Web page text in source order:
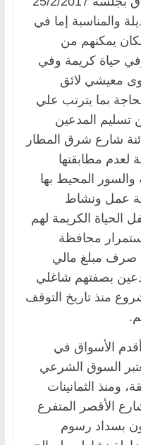
والمناسبة إما في
يمكنهم من
حياة كريمة وفي
معيشي لائق
بما يترتب علي
تسليم المدعين
شارع شرق المطار
لعدم مطابقتها
المحيط بها
عمل ونشاط
الحياة الكريمة لهم
محافظة
صرف مبلغ مالي
بصفتهم شاغلي
منذ تاريخ التوقف
الأسواق في
السوق الشرعي
ومنذ الثمانينات
الأقصر المتفرع
بسداد رسوم